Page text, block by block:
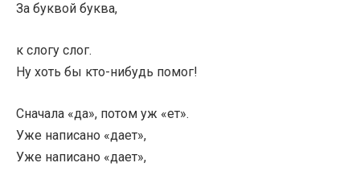
За буквой буква,
к слогу слог.
Ну хоть бы кто-нибудь помог!
Сначала «да», потом уж «ет».
Уже написано «дает»,
Уже написано «дает»,